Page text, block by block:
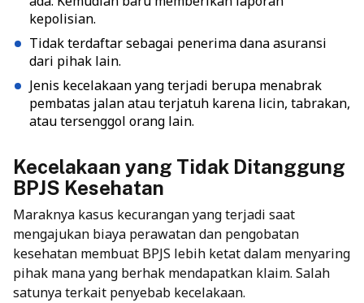
kepolisian.
Tidak terdaftar sebagai penerima dana asuransi
dari pihak lain.
Jenis kecelakaan yang terjadi berupa menabrak
pembatas jalan atau terjatuh karena licin, tabrakan,
atau tersenggol orang lain.
Kecelakaan yang Tidak Ditanggung
BPJS Kesehatan
Maraknya kasus kecurangan yang terjadi saat
mengajukan biaya perawatan dan pengobatan
kesehatan membuat BPJS lebih ketat dalam menyaring
pihak mana yang berhak mendapatkan klaim. Salah
satunya terkait penyebab kecelakaan.